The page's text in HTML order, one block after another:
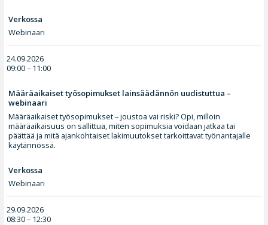
Verkossa
Webinaari
24.09.2026
09:00 – 11:00
Määräaikaiset työsopimukset lainsäädännön uudistuttua –
webinaari
Määräaikaiset työsopimukset – joustoa vai riski? Opi, milloin
määräaikaisuus on sallittua, miten sopimuksia voidaan jatkaa tai
päättää ja mitä ajankohtaiset lakimuutokset tarkoittavat työnantajalle
käytännössä.
Verkossa
Webinaari
29.09.2026
08:30 – 12:30